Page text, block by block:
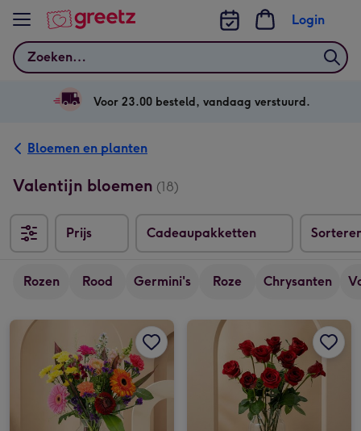
Bekijk meer
Zoeken
Login
Voor 23.00 besteld, vandaag verstuurd.
Bloemen en planten
Valentijn bloemen (18)
Prijs Cadeaupakketten
Sorteren
Rozen Rood Germini's Roze Chrysanten
Boeket Stralend | M/L afbeelding 2